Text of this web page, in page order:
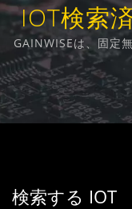
IOT検索
製品メ
GAINWISEは、固定
トオープナー、4G
ーカ
検索する IOT